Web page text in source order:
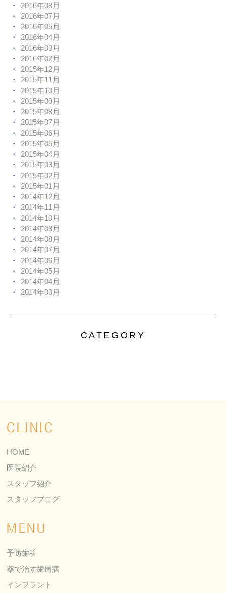
2016年08月
2016年07月
2016年05月
2016年04月
2016年03月
2016年02月
2015年12月
2015年11月
2015年10月
2015年09月
2015年08月
2015年07月
2015年06月
2015年05月
2015年04月
2015年03月
2015年02月
2015年01月
2014年12月
2014年11月
2014年10月
2014年09月
2014年08月
2014年07月
2014年06月
2014年05月
2014年04月
2014年03月
CATEGORY
CLINIC
HOME
医院紹介
スタッフ紹介
スタッフブログ
MENU
予防歯科
薬で治す歯周病
インプラント